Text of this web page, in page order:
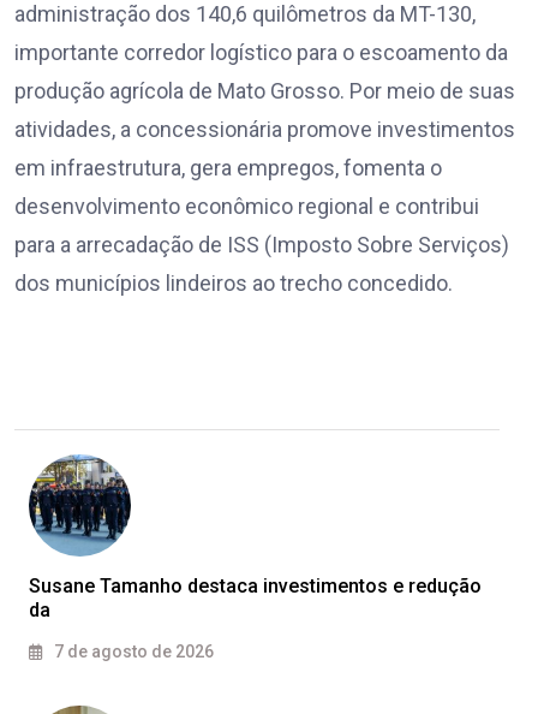
administração dos 140,6 quilômetros da MT-130,
importante corredor logístico para o escoamento da
produção agrícola de Mato Grosso. Por meio de suas
atividades, a concessionária promove investimentos
em infraestrutura, gera empregos, fomenta o
desenvolvimento econômico regional e contribui
para a arrecadação de ISS (Imposto Sobre Serviços)
dos municípios lindeiros ao trecho concedido.
Susane Tamanho destaca investimentos e redução
da
7 de agosto de 2026